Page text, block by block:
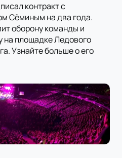
контракт с
Сёминым на два года.
оборону команды и
на площадке Ледового
Узнайте больше о его